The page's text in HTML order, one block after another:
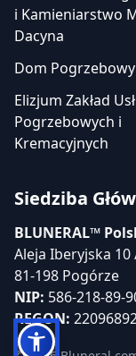
i Kamieniarstwo
Dacyna
Dom
Elizjum Zakład
Pogrzebowych i
Kremacyjnych
Siedziba
BLUNERAL™
Aleja Iberyjska 10
81-198 Pogórze
NIP: 586-218-89-
REGON: